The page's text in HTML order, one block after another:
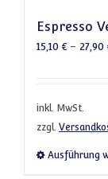
Espresso
15,10 €– 27,90
inkl. MwSt.
zzgl.
Ausführung